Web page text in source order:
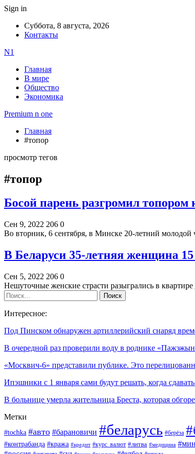
Sign in
Суббота, 8 августа, 2026
Контакты
N1
Главная
В мире
Общество
Экономика
Premium n one
Главная
#топор
просмотр тегов
#топор
Босой парень разгромил
Сен 9, 2022 206 0
Во вторник, 6 сентября, в Минске 20-летний
В Беларуси 35-летняя женщина
Сен 5, 2022 206 0
Нешуточные женские страсти разыгрались в
Интересное:
Под Пинском обнаружен артиллерийский снаряд
В очередной раз проверили воду в роднике
«Москвич-6» представили публике. Это
Ипэшники с 1 января сами будут решать, когда
В больнице умерла жительница Бреста, которая
Метки
#tochka #авто #барановичи #беларусь #берёза
#контрабанда #кража #кредит #курс_валют #литва #медицина